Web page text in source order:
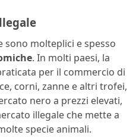
sono molteplici e spesso
. In molti paesi, la
per il commercio di
corni, zanne e altri trofei,
nero a prezzi elevati,
illegale che mette a
specie animali.